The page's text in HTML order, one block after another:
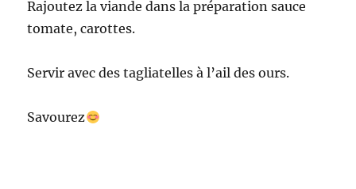
Rajoutez la viande dans la préparation sauce
tomate, carottes.
Servir avec des tagliatelles à l’ail des ours.
Savourez